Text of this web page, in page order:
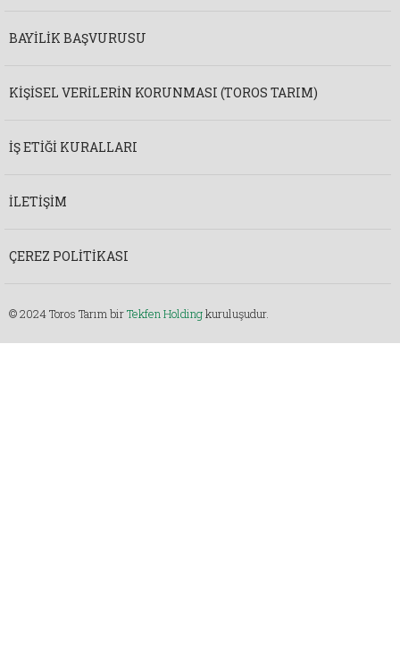
BAYILIK BAŞVURUSU
KIŞISEL VERILERIN KORUNMASI (TOROS TARIM)
İŞ ETIĞI KURALLARI
İLETIŞIM
ÇEREZ POLITIKASI
© 2024 Toros Tarım birTekfen Holdingkuruluşudur.